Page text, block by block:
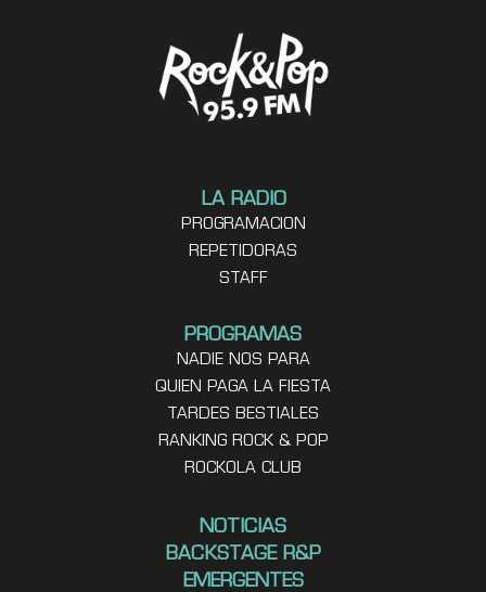
LA RADIO
PROGRAMACION
REPETIDORAS
STAFF
PROGRAMAS
NADIE NOS PARA
QUIEN PAGA LA FIESTA
TARDES BESTIALES
RANKING ROCK & POP
ROCKOLA CLUB
NOTICIAS
BACKSTAGE R&P
EMERGENTES